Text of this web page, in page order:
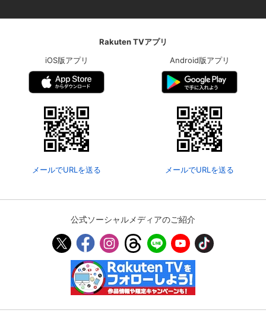
Myクーポン
現在獲得済みのお得なクーポンを確認でき
レンタル、購入、定額見放題の購入履歴の
確認が可能です。こちらから視聴いただく
お気に入りに登録した作品を確認できま
閲覧履歴
視聴年齢制限
サイト内で表示される作品の表示制限が可
能です。5段階の年齢区分から選択できま
す。
視聴デバイス一覧
スマホなどでRakuten TVを視聴する際のデ
バイス連携の設定ができます。
Rakuten TVアプリ
iOS版アプリ
メールでURLを送る
Android版アプリ
メールでURLを送る
公式ソーシャルメディアのご紹介